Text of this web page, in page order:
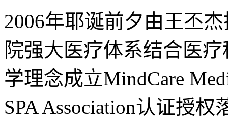
2006年耶诞前夕由王丕
院强大医疗体系结合医
学理念成立MindCare
SPA Association认证授